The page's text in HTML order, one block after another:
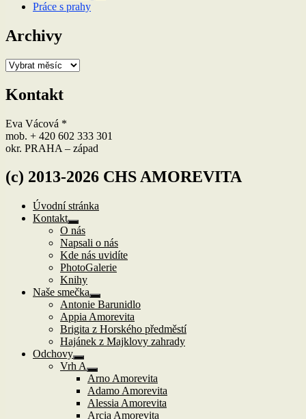
Práce s prahy
Archivy
Archivy
Kontakt
Eva Vácová *
mob. + 420 602 333 301
okr. PRAHA – západ
(c) 2013-2026 CHS AMOREVITA
Úvodní stránka
Kontakt
Zobrazit
podřazené
položky
O nás
Napsali o nás
Kde nás uvidíte
PhotoGalerie
Knihy
Naše smečka
Zobrazit
podřazené
položky
Antonie Barunidlo
Appia Amorevita
Brigita z Horského předměstí
Hajánek z Majklovy zahrady
Odchovy
Zobrazit
podřazené
položky
Vrh A
Zobrazit
podřazené
položky
Arno Amorevita
Adamo Amorevita
Alessia Amorevita
Arcia Amorevita